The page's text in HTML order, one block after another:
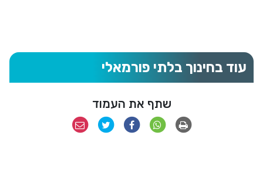
עוד בחינוך בלתי פורמאלי
שתף את העמוד